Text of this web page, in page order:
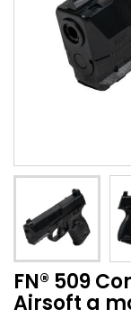
FN® 509
Airsoft a